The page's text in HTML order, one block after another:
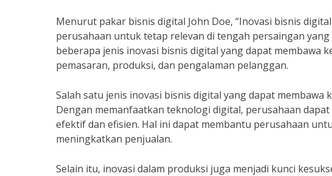
Menurut pakar bisnis digital John Doe, “Inovasi bisnis
perusahaan untuk tetap relevan di tengah persaingan
beberapa jenis inovasi bisnis digital yang dapat membawa
pemasaran, produksi, dan pengalaman pelanggan.
Salah satu jenis inovasi bisnis digital yang dapat membawa
Dengan memanfaatkan teknologi digital, perusahaan
efektif dan efisien. Hal ini dapat membantu perusahaan
meningkatkan penjualan.
Selain itu, inovasi dalam produksi juga menjadi kunci